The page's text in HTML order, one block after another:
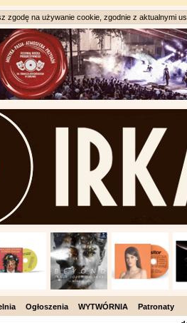
zgodę na używanie cookie, zgodnie z aktualnymi
Ogłoszenia WYTWÓRNIA
Patronaty